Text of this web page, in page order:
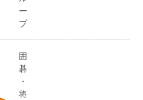
ー
プ
囲
碁
・
将